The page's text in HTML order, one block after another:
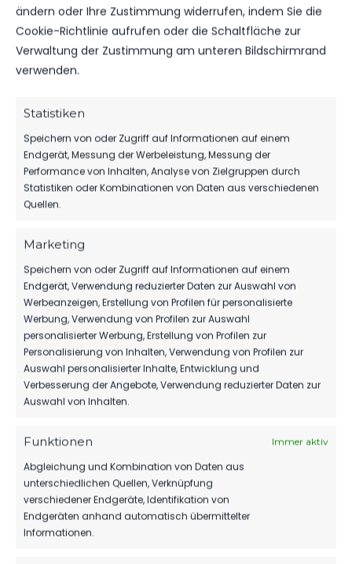
ändern oder Ihre Zustimmung widerrufen, indem Sie die
Cookie-Richtlinie aufrufen oder die Schaltfläche zur
Verwaltung der Zustimmung am unteren Bildschirmrand
verwenden.
Statistiken
Speichern von oder Zugriff auf Informationen auf einem
Endgerät, Messung der Werbeleistung, Messung der
Performance von Inhalten, Analyse von Zielgruppen durch
Statistiken oder Kombinationen von Daten aus verschiedenen
Quellen.
Marketing
Speichern von oder Zugriff auf Informationen auf einem
Endgerät, Verwendung reduzierter Daten zur Auswahl von
Werbeanzeigen, Erstellung von Profilen für personalisierte
Werbung, Verwendung von Profilen zur Auswahl
personalisierter Werbung, Erstellung von Profilen zur
Personalisierung von Inhalten, Verwendung von Profilen zur
Auswahl personalisierter Inhalte, Entwicklung und
Verbesserung der Angebote, Verwendung reduzierter Daten zur
Auswahl von Inhalten.
Funktionen Immer aktiv
Abgleichung und Kombination von Daten aus
unterschiedlichen Quellen, Verknüpfung
verschiedener Endgeräte, Identifikation von
Endgeräten anhand automatisch übermittelter
Informationen.
DATUM BEGEGNUNG ERGEBNIS
Für diese Auswahl wurden keine Spiele gefunden.
ÄHNLICHE BEITRÄGE
1. FC Union Berlin vs FSV 63
Luckenwalde D2-Jugend
27. Oktober 2024
Ähnlicher Beitrag
SV Grün-Weiß Union
Bestensee vs FSV 63
Luckenwalde D2-Jugend
FSV Bernau vs FSV 63
Luckenwalde D2-Jugend
13. April 2024
Ähnlicher Beitrag